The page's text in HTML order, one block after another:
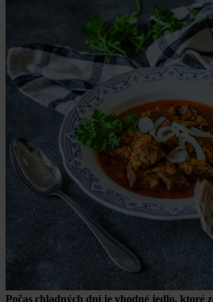
Počas chladných dní je vhodné jedlo, ktoré